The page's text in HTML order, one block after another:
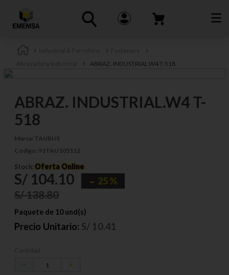
ABRAZ. INDUSTRIAL.W4 T-518
ABRAZ. INDUSTRIAL.W4 T-
518
Marca: TAURUS
Código: 91TAU105112
Stock: Oferta Online
S/ 104.10 25 %
S/138.80
Paquete de 10 und(s)
Precio Unitario: S/ 10.41
＋